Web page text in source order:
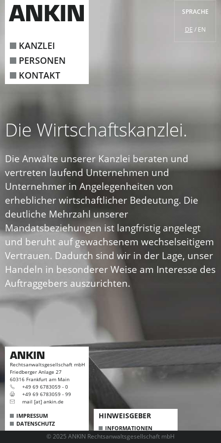
KANZLEI
PERSONEN
KONTAKT
SPRACHE
DE EN
Die Wirtschaftskanzlei.
Die Anwälte unserer Kanzlei beraten und
vertreten laufend Unternehmen und
Unternehmer in Angelegenheiten von
erheblicher wirtschaftlicher Bedeutung. Die
deutliche Mehrzahl unserer
Mandatsbeziehungen ist langfristig angelegt
und beruht auf gewachsenem wechselseitigem
Vertrauen. Dadurch sind wir in der Lage, unser
Handeln in besonderer Weise am Interesse des
Auftraggebers auszurichten.
Rechtsanwaltsgesellschaft mbH
Friedberger Anlage 27
60316 Frankfurt am Main
+49 69 6783059 - 0
+49 69 6783059 - 99
mail [at] ankin.de
HINWEISGEBER
INFORMATIONEN
FORMULAR
IMPRESSUM
DATENSCHUTZ
© 2025 ANKIN Rechtsanwaltsgesellschaft mbH